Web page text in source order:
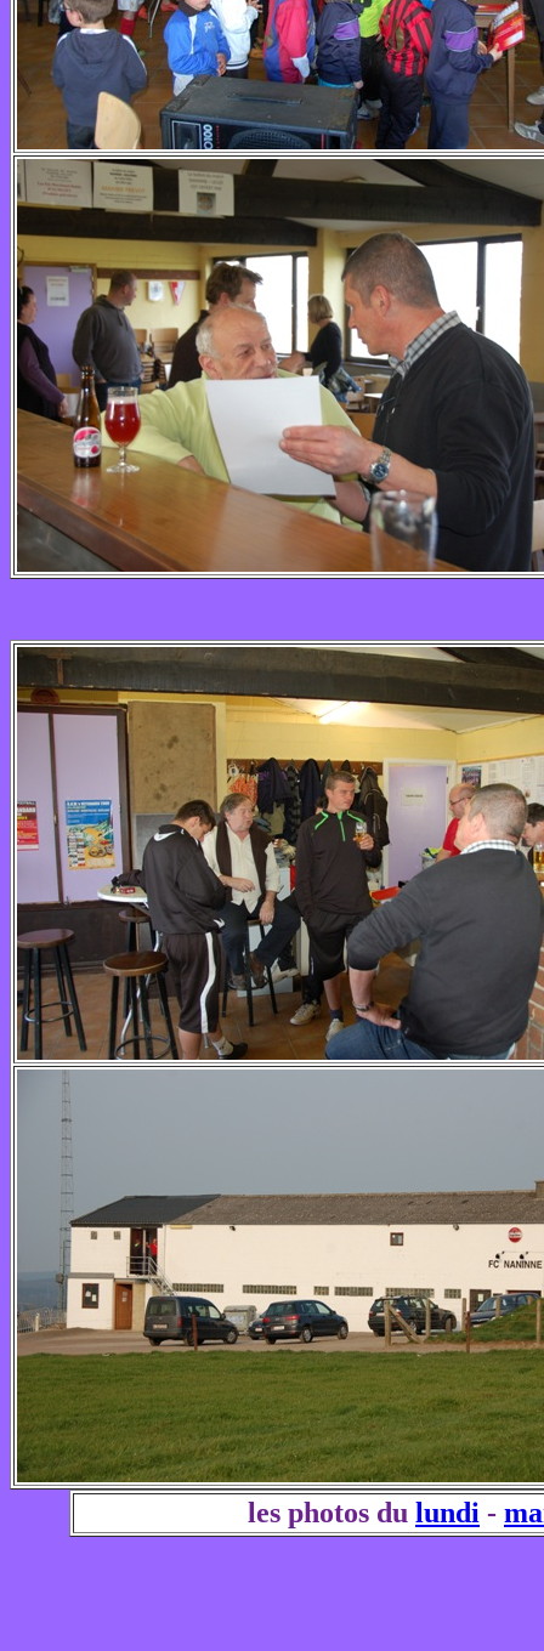
les photos du lundi -